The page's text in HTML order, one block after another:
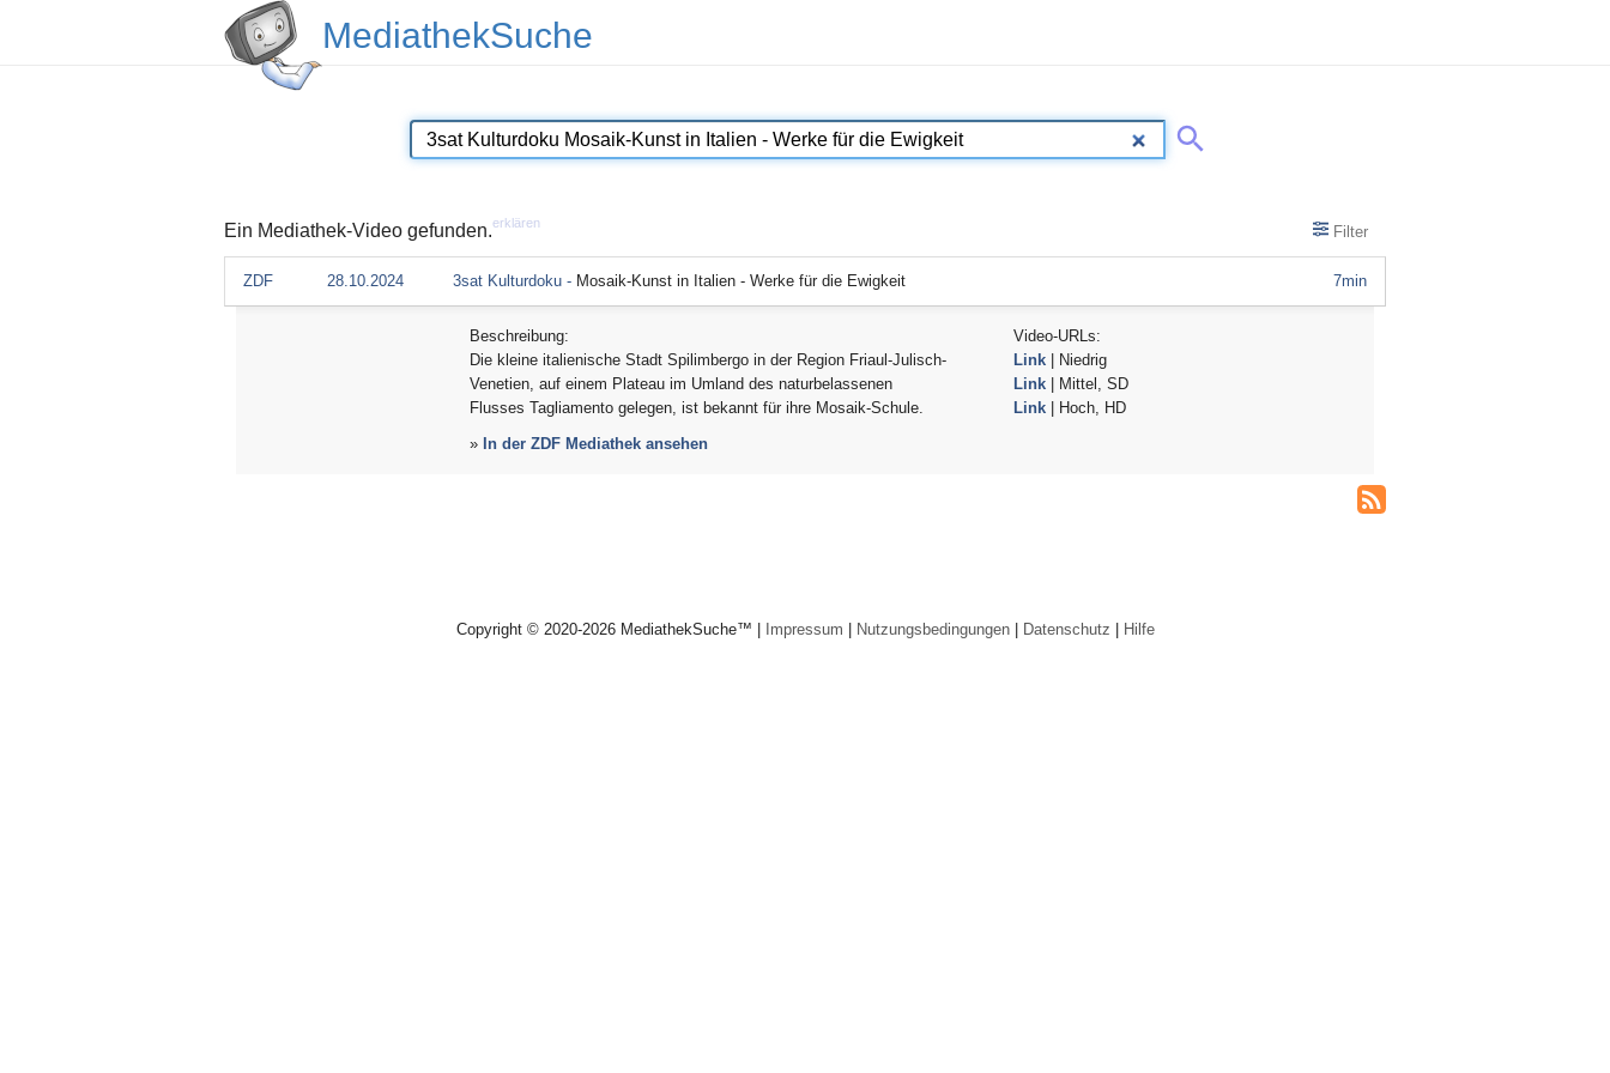
MediathekSuche
Ein Mediathek-Video gefunden.erklären Filter
7min
ZDF 28.10.2024 3sat Kulturdoku - Mosaik-Kunst in Italien - Werke für die Ewigkeit
Beschreibung:
Die kleine italienische Stadt Spilimbergo in der Region Friaul-Julisch-
Venetien, auf einem Plateau im Umland des naturbelassenen
Flusses Tagliamento gelegen, ist bekannt für ihre Mosaik-Schule.
» In der ZDF Mediathek ansehen
Video-URLs:
Link| Niedrig
Link| Mittel, SD
Link| Hoch, HD
Copyright © 2020-2026 MediathekSuche™ | Impressum | Nutzungsbedingungen| Datenschutz | Hilfe